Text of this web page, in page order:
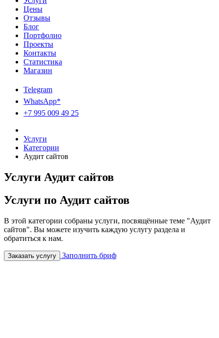
Цены
Отзывы
Блог
Портфолио
Проекты
Контакты
Статистика
Магазин
Telegram
WhatsApp*
+7 995 009 49 25
Услуги
Категории
Аудит сайтов
Услуги Аудит сайтов
Услуги по Аудит сайтов
В этой категории собраны услуги, посвящённые теме "Аудит
сайтов". Вы можете изучить каждую услугу раздела и
обратиться к нам.
Заказать услугу Заполнить бриф